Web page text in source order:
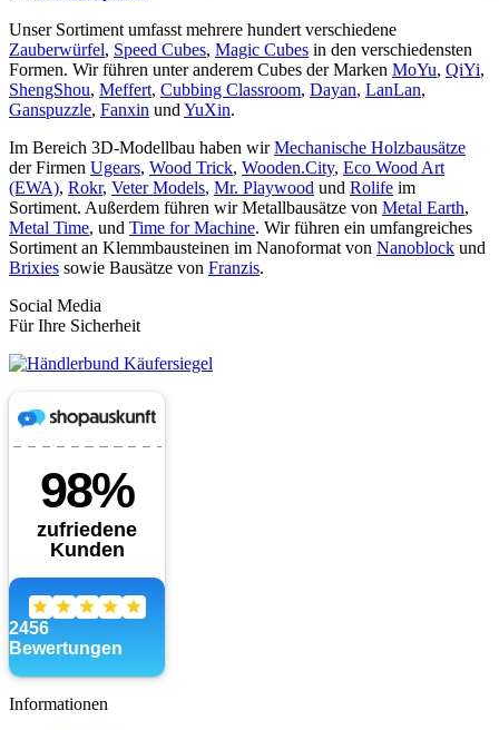
Unser Sortiment umfasst mehrere hundert verschiedene
Zauberwürfel, Speed Cubes, Magic Cubes in den verschiedensten
Formen. Wir führen unter anderem Cubes der Marken MoYu, QiYi,
ShengShou, Meffert, Cubbing Classroom, Dayan, LanLan,
Ganspuzzle, Fanxin und YuXin.
Im Bereich 3D-Modellbau haben wirMechanische Holzbausätze
der Firmen Ugears, Wood Trick, Wooden.City, Eco Wood Art
(EWA), Rokr, Veter Models, Mr. Playwood und Rolife im
Sortiment. Außerdem führen wir Metallbausätze von Metal Earth,
Metal Time, und Time for Machine. Wir führen ein umfangreiches
Sortiment an Klemmbausteinen im Nanoformat von Nanoblock und
Brixies sowie Bausätze von Franzis.
Social Media
Für Ihre Sicherheit
Informationen